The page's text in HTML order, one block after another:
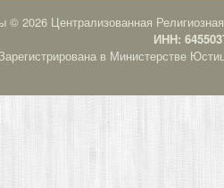
2026 Централизованная
ИНН:
Зарегистрирована в Министерстве